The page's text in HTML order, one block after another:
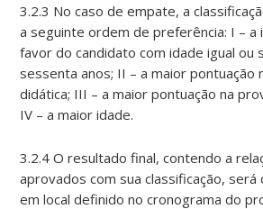
3.2.3 No caso de empate, a
a seguinte ordem de preferência: I – a
favor do candidato com idade igual ou
sessenta anos; II – a maior pontuação
didática; III – a maior pontuação na
IV – a maior idade.
3.2.4 O resultado final, contendo a
aprovados com sua classificação, será
em local definido no cronograma do